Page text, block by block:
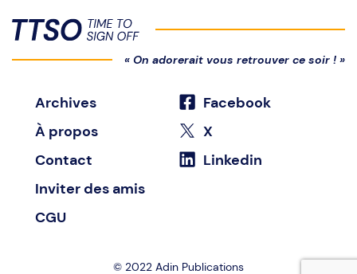
« On adorerait vous retrouver ce soir ! »
Archives
À propos
Contact
Inviter des amis
CGU
Facebook
X
Linkedin
© 2022 Adin Publications